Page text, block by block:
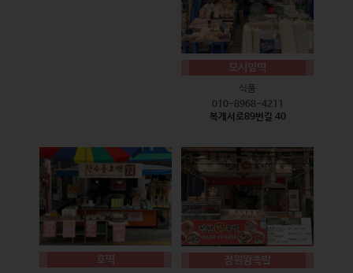
모시잎떡
식품
010-8968-4211
복개서로89번길 40
호떡 정원왕족발